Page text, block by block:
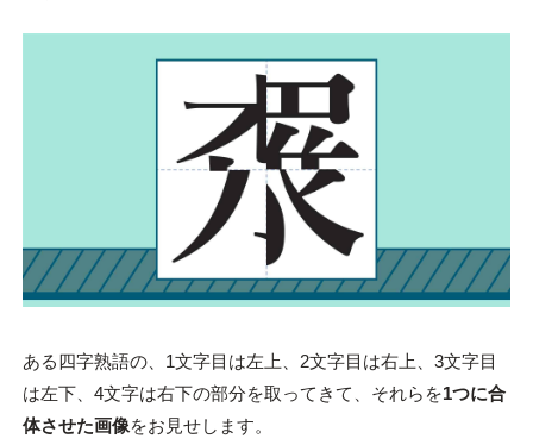
ある四字熟語の、1文字目は左上、2文字目は右上、3文字目
は左下、4文字は右下の部分を取ってきて、それらを1つに合
体させた画像をお見せします。